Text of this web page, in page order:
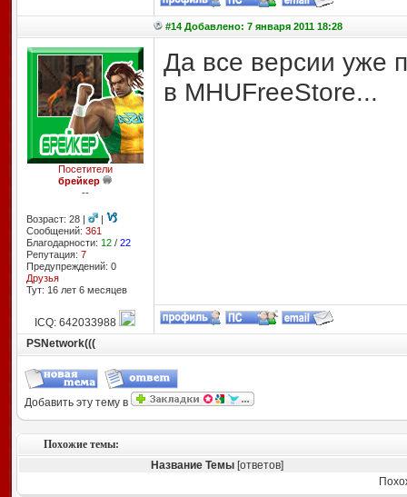
#14 Добавлено: 7 января 2011 18:28
Посетители
брейкер
--
Возраст: 28 |
|
Сообщений: 361
Благодарности: 12/ 22
Репутация: 7
Предупреждений: 0
Друзья
Тут: 16 лет 6 месяцев
Да все версии уже
в MHUFreeStore...
ICQ: 642033988
PSNetwork(((
Добавить эту тему в
Похожие темы:
Название Темы[ответов]